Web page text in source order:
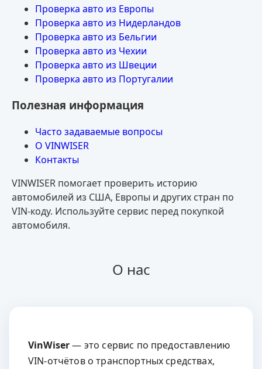
Проверка авто из Европы
Проверка авто из Нидерландов
Проверка авто из Бельгии
Проверка авто из Чехии
Проверка авто из Швеции
Проверка авто из Португалии
Полезная информация
Часто задаваемые вопросы
О VINWISER
Контакты
VINWISER помогает проверить историю
автомобилей из США, Европы и других стран по
VIN-коду. Используйте сервис перед покупкой
автомобиля.
О нас
VinWiser— это сервис по предоставлению
VIN-отчётов о транспортных средствах,